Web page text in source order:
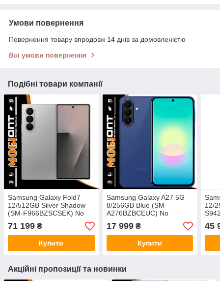
Умови повернення
Повернення товару впродовж 14 днів за домовленістю
Всі умови повернення
Подібні товари компанії
Samsung Galaxy Fold7
12/512GB Silver Shadow
(SM-F966BZSCSEK) No
Adapter UA UCRF
71 199 ₴
Купити
Samsung Galaxy A27 5G
8/256GB Blue (SM-
A276BZBCEUC) No
Adapter UA UCRF
17 999₴
Купити
12/
45
Акційні пропозиції та новинки